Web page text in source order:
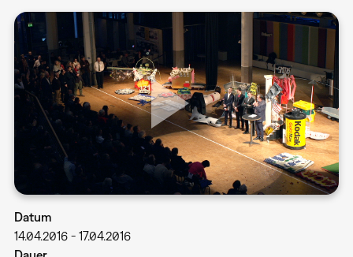
Datum
14.04.2016- 17.04.2016